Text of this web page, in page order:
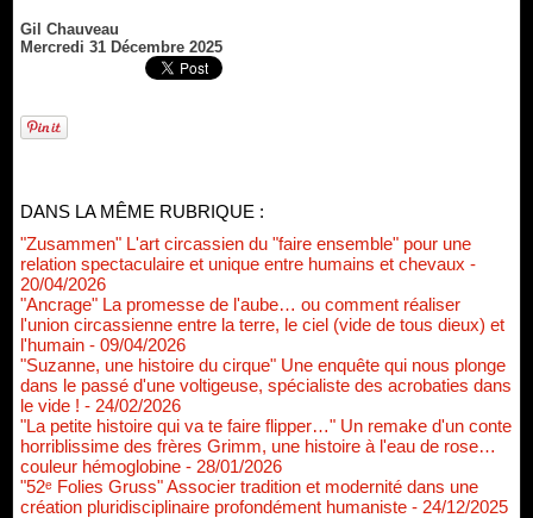
Gil Chauveau
Mercredi 31 Décembre 2025
DANS LA MÊME RUBRIQUE :
"Zusammen" L'art circassien du "faire ensemble" pour une
relation spectaculaire et unique entre humains et chevaux -
20/04/2026
"Ancrage" La promesse de l'aube… ou comment réaliser
l'union circassienne entre la terre, le ciel (vide de tous dieux) et
l'humain - 09/04/2026
"Suzanne, une histoire du cirque" Une enquête qui nous plonge
dans le passé d'une voltigeuse, spécialiste des acrobaties dans
le vide ! - 24/02/2026
"La petite histoire qui va te faire flipper…" Un remake d'un conte
horriblissime des frères Grimm, une histoire à l'eau de rose…
couleur hémoglobine - 28/01/2026
"52ᵉ Folies Gruss" Associer tradition et modernité dans une
création pluridisciplinaire profondément humaniste - 24/12/2025